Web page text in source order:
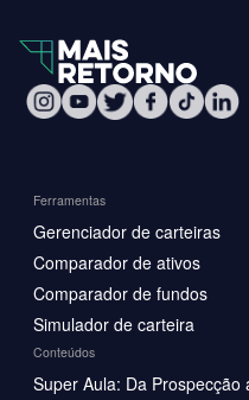
Ferramentas
Gerenciador de carteiras
Comparador de ativos
Comparador de fundos
Simulador de carteira
Conteúdos
Super Aula: Da Prospecção